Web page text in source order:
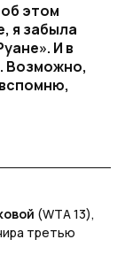
этом
я забыла
И в
Возможно,
(WTA 13),
третью